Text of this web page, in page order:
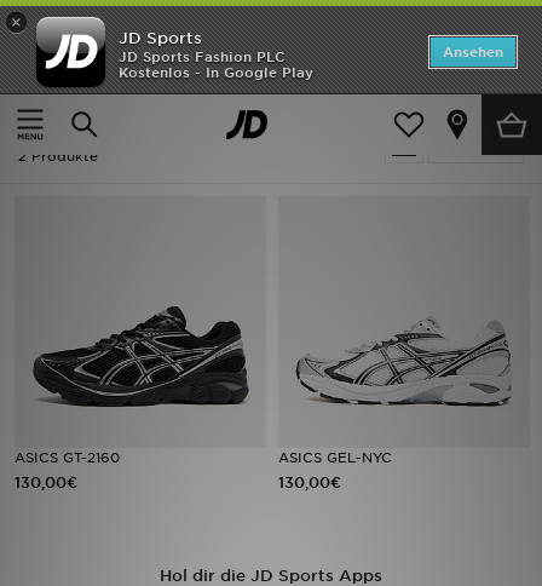
×
JD Sports
JD Sports Fashion PLC
Kostenlos - In Google Play
Ansehen
Startseite
Running - ASICS GT-2160
verfeinern
Running - ASICS GT-2160
2 Produkte
ASICS GT-2160
130,00€
ASICS GEL-NYC
130,00€
Hol dir die JD Sports Apps
Startseite
ANGEBOTE
Marken
Kinder
JD Exklusives